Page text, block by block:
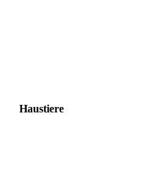
Haustiere